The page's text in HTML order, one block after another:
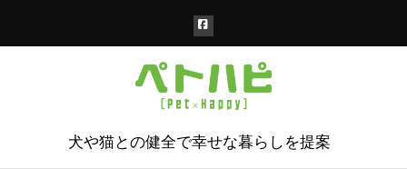
犬や猫との健全で幸せな暮らしを提案